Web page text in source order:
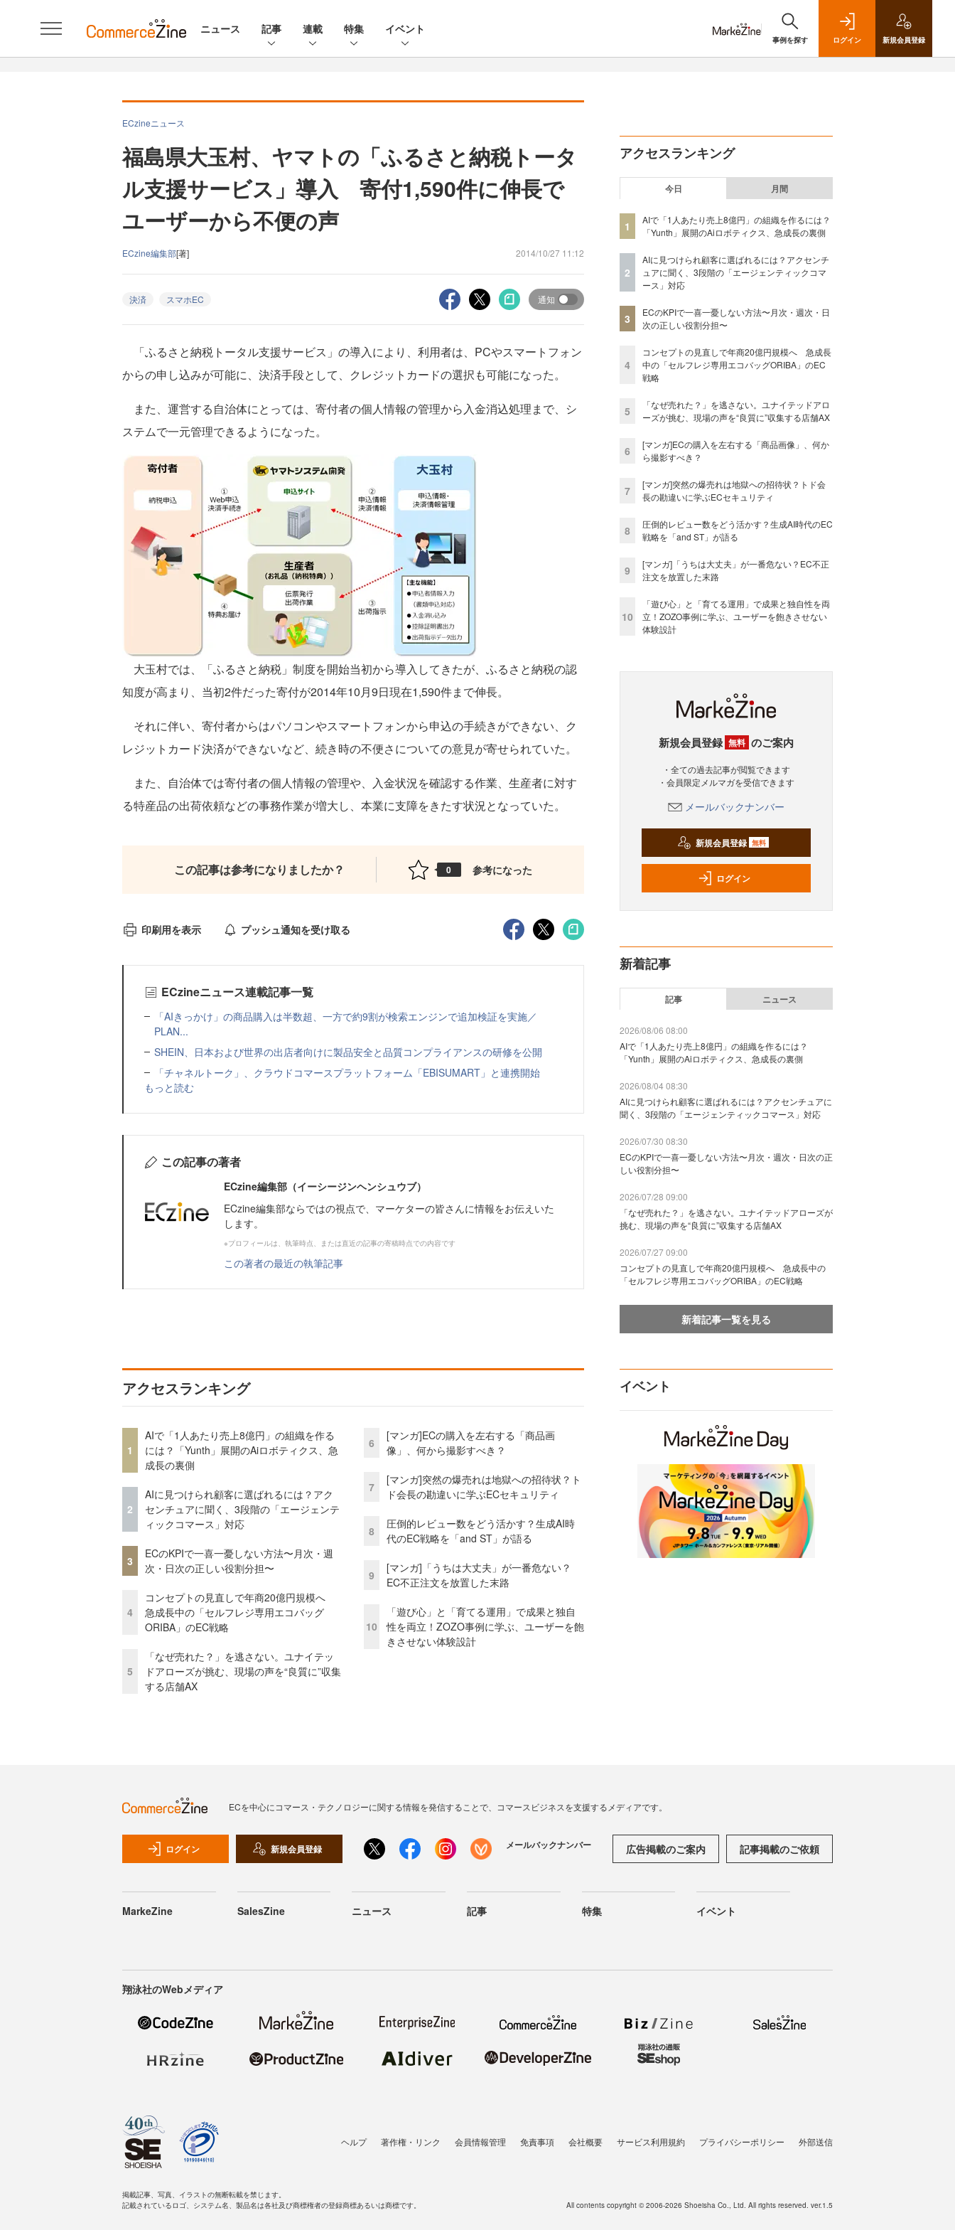
ニュース 記事 連載 特集 イベント
事例を探す ログイン 新規会員登録
ECzineニュース
福島県大玉村、ヤマトの「ふるさと納税トータ
ル支援サービス」導入 寄付1,590件に伸長で
ユーザーから不便の声
ECzine編集部[著] 2014/10/27 11:12
決済 スマホEC 通知
「ふるさと納税トータル支援サービス」の導入により、利用者は、PCやスマートフォン
からの申し込みが可能に、決済手段として、クレジットカードの選択も可能になった。
また、運営する自治体にとっては、寄付者の個人情報の管理から入金消込処理まで、シ
ステムで一元管理できるようになった。
大玉村では、「ふるさと納税」制度を開始当初から導入してきたが、ふるさと納税の認
知度が高まり、当初2件だった寄付が2014年10月9日現在1,590件まで伸長。
それに伴い、寄付者からはパソコンやスマートフォンから申込の手続きができない、ク
レジットカード決済ができないなど、続き時の不便さについての意見が寄せられていた。
また、自治体では寄付者の個人情報の管理や、入金状況を確認する作業、生産者に対す
る特産品の出荷依頼などの事務作業が増大し、本業に支障をきたす状況となっていた。
この記事は参考になりましたか？ 0 参考になった
印刷用を表示 プッシュ通知を受け取る
ECzineニュース連載記事一覧
「AIきっかけ」の商品購入は半数超、一方で約9割が検索エンジンで追加検証を実施／
PLAN...
SHEIN、日本および世界の出店者向けに製品安全と品質コンプライアンスの研修を公開
「チャネルトーク」、クラウドコマースプラットフォーム「EBISUMART」と連携開始
もっと読む
この記事の著者
ECzine編集部（イーシージンヘンシュウブ）
ECzine編集部ならではの視点で、マーケターの皆さんに情報をお伝えいた
します。
※プロフィールは、執筆時点、または直近の記事の寄稿時点での内容です
この著者の最近の執筆記事
アクセスランキング
1
AIで「1人あたり売上8億円」の組織を作る
には？「Yunth」展開のAiロボティクス、急
成長の裏側
2
AIに見つけられ顧客に選ばれるには？アク
センチュアに聞く、3段階の「エージェンテ
ィックコマース」対応
3
ECのKPIで一喜一憂しない方法〜月次・週
次・日次の正しい役割分担〜
4
コンセプトの見直しで年商20億円規模へ
急成長中の「セルフレジ専用エコバッグ
ORIBA」のEC戦略
5
「なぜ売れた？」を逃さない。ユナイテッ
ドアローズが挑む、現場の声を“良質に”収集
する店舗AX
6
[マンガ]ECの購入を左右する「商品画
像」、何から撮影すべき？
7
[マンガ]突然の爆売れは地獄への招待状？ト
ド会長の勘違いに学ぶECセキュリティ
8
圧倒的レビュー数をどう活かす？生成AI時
代のEC戦略を「and ST」が語る
9
[マンガ]「うちは大丈夫」が一番危ない？
EC不正注文を放置した末路
10
「遊び心」と「育てる運用」で成果と独自
性を両立！ZOZO事例に学ぶ、ユーザーを飽
きさせない体験設計
アクセスランキング
今日 月間
1
AIで「1人あたり売上8億円」の組織を作るには？
「Yunth」展開のAiロボティクス、急成長の裏側
2
AIに見つけられ顧客に選ばれるには？アクセンチ
ュアに聞く、3段階の「エージェンティックコマ
ース」対応
3
ECのKPIで一喜一憂しない方法〜月次・週次・日
次の正しい役割分担〜
4
コンセプトの見直しで年商20億円規模へ 急成長
中の「セルフレジ専用エコバッグORIBA」のEC
戦略
5
「なぜ売れた？」を逃さない。ユナイテッドアロ
ーズが挑む、現場の声を“良質に”収集する店舗AX
6
[マンガ]ECの購入を左右する「商品画像」、何か
ら撮影すべき？
7
[マンガ]突然の爆売れは地獄への招待状？トド会
長の勘違いに学ぶECセキュリティ
8
圧倒的レビュー数をどう活かす？生成AI時代のEC
戦略を「and ST」が語る
9
[マンガ]「うちは大丈夫」が一番危ない？EC不正
注文を放置した末路
10
「遊び心」と「育てる運用」で成果と独自性を両
立！ZOZO事例に学ぶ、ユーザーを飽きさせない
体験設計
新規会員登録 無料 のご案内
・全ての過去記事が閲覧できます
・会員限定メルマガを受信できます
メールバックナンバー
新規会員登録 無料
ログイン
新着記事
記事 ニュース
2026/08/06 08:00
AIで「1人あたり売上8億円」の組織を作るには？
「Yunth」展開のAiロボティクス、急成長の裏側
2026/08/04 08:30
AIに見つけられ顧客に選ばれるには？アクセンチュアに
聞く、3段階の「エージェンティックコマース」対応
2026/07/30 08:30
ECのKPIで一喜一憂しない方法〜月次・週次・日次の正
しい役割分担〜
2026/07/28 09:00
「なぜ売れた？」を逃さない。ユナイテッドアローズが
挑む、現場の声を“良質に”収集する店舗AX
2026/07/27 09:00
コンセプトの見直しで年商20億円規模へ 急成長中の
「セルフレジ専用エコバッグORIBA」のEC戦略
新着記事一覧を見る
イベント
ECを中心にコマース・テクノロジーに関する情報を発信することで、コマースビジネスを支援するメディアです。
ログイン 新規会員登録 メールバックナンバー 広告掲載のご案内 記事掲載のご依頼
MarkeZine SalesZine ニュース 記事 特集 イベント
翔泳社のWebメディア
ヘルプ 著作権・リンク 会員情報管理 免責事項 会社概要 サービス利用規約 プライバシーポリシー 外部送信
掲載記事、写真、イラストの無断転載を禁じます。
記載されているロゴ、システム名、製品名は各社及び商標権者の登録商標あるいは商標です。
All contents copyright © 2006-2026 Shoeisha Co., Ltd. All rights reserved. ver.1.5